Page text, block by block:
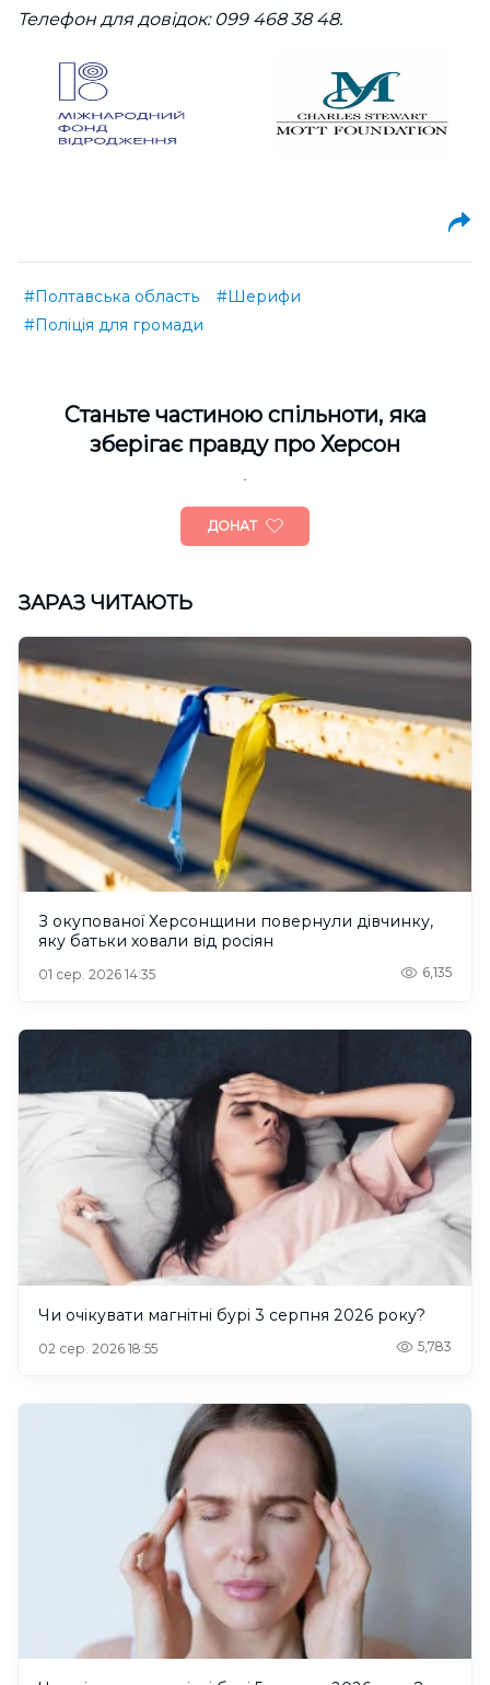
Телефон для довідок: 099 468 38 48.
#Полтавська область
#Шерифи
#Поліція для громади
Cтаньте частиною спільноти, яка
зберігає правду про Херсон
ДОНАТ
ЗАРАЗ ЧИТАЮТЬ
З окупованої Херсонщини повернули дівчинку,
яку батьки ховали від росіян
01 сер. 2026 14:35 6,135
Чи очікувати магнітні бурі 3 серпня 2026 року?
02 сер. 2026 18:55 5,783